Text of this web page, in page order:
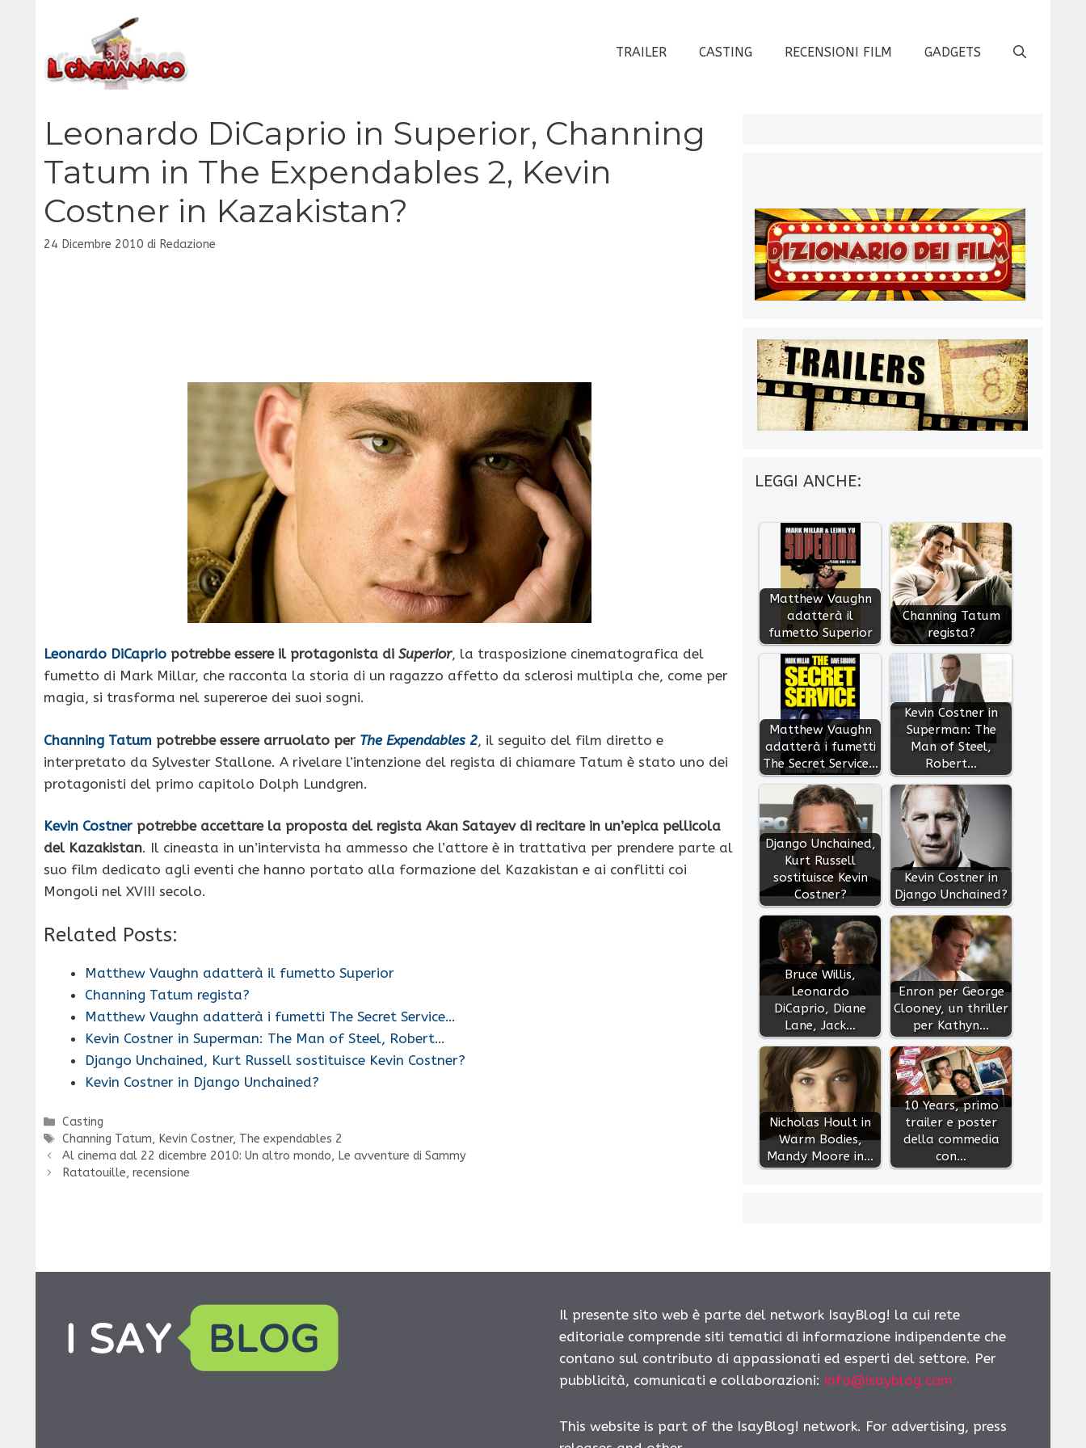
contenuto
TRAILER CASTING RECENSIONI FILM GADGETS
Leonardo DiCaprio in Superior, Channing
Tatum in The Expendables 2, Kevin
Costner in Kazakistan?
24 Dicembre 2010 di Redazione
Leonardo DiCaprio potrebbe essere il protagonista di Superior, la trasposizione cinematografica del
fumetto di Mark Millar, che racconta la storia di un ragazzo affetto da sclerosi multipla che, come per
magia, si trasforma nel supereroe dei suoi sogni.
Channing Tatum potrebbe essere arruolato per The Expendables 2, il seguito del film diretto e
interpretato da Sylvester Stallone. A rivelare l’intenzione del regista di chiamare Tatum è stato uno dei
protagonisti del primo capitolo Dolph Lundgren.
Kevin Costner potrebbe accettare la proposta del regista Akan Satayev di recitare in un’epica pellicola
del Kazakistan. Il cineasta in un’intervista ha ammesso che l’attore è in trattativa per prendere parte al
suo film dedicato agli eventi che hanno portato alla formazione del Kazakistan e ai conflitti coi
Mongoli nel XVIII secolo.
Related Posts:
Matthew Vaughn adatterà il fumetto Superior
Channing Tatum regista?
Matthew Vaughn adatterà i fumetti The Secret Service…
Kevin Costner in Superman: The Man of Steel, Robert…
Django Unchained, Kurt Russell sostituisce Kevin Costner?
Kevin Costner in Django Unchained?
Categorie
Casting
Tag
Channing Tatum, Kevin Costner, The expendables 2
Al cinema dal 22 dicembre 2010: Un altro mondo, Le avventure di Sammy
Ratatouille, recensione
LEGGI ANCHE:
Matthew Vaughn
adatterà il
fumetto Superior
Channing Tatum
regista?
Matthew Vaughn
adatterà i fumetti
The Secret Service…
Kevin Costner in
Superman: The
Man of Steel,
Robert…
Django Unchained,
Kurt Russell
sostituisce Kevin
Costner?
Kevin Costner in
Django Unchained?
Bruce Willis,
Leonardo
DiCaprio, Diane
Lane, Jack…
Enron per George
Clooney, un thriller
per Kathyn…
Nicholas Hoult in
Warm Bodies,
Mandy Moore in…
10 Years, primo
trailer e poster
della commedia
con…
Il presente sito web è parte del network IsayBlog! la cui rete
editoriale comprende siti tematici di informazione indipendente che
contano sul contributo di appassionati ed esperti del settore. Per
pubblicità, comunicati e collaborazioni: info@isayblog.com
This website is part of the IsayBlog! network. For advertising, press